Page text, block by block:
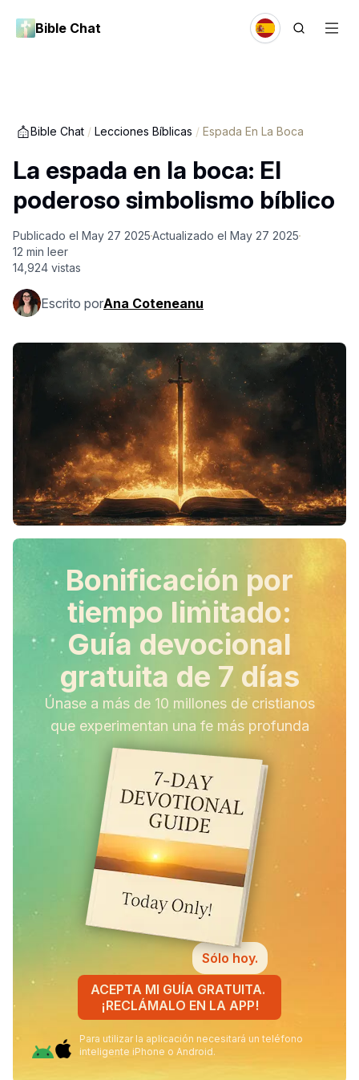
Bible Chat
Bible Chat / Lecciones Bíblicas / Espada En La Boca
La espada en la boca: El
poderoso simbolismo bíblico
Publicado el May 27 2025Actualizado el May 27 2025
12 min leer
14,924 vistas
Escrito porAna Coteneanu
Bonificación por
tiempo limitado:
Guía devocional
gratuita de 7 días
Únase a más de 10 millones de cristianos
que experimentan una fe más profunda
Sólo hoy.
ACEPTA MI GUÍA GRATUITA.
¡RECLÁMALO EN LA APP!
Para utilizar la aplicación necesitará un teléfono
inteligente iPhone o Android.